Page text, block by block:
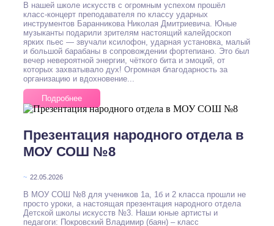
В нашей школе искусств с огромным успехом прошёл
класс-концерт преподавателя по классу ударных
инструментов Баранникова Николая Дмитриевича. Юные
музыканты подарили зрителям настоящий калейдоскоп
ярких пьес — звучали ксилофон, ударная установка, малый
и большой барабаны в сопровождении фортепиано. Это был
вечер невероятной энергии, чёткого бита и эмоций, от
которых захватывало дух! Огромная благодарность за
организацию и вдохновение...
Подробнее
Презентация народного отдела в
МОУ СОШ №8
~ 22.05.2026
В МОУ СОШ №8 для учеников 1а, 1б и 2 класса прошли не
просто уроки, а настоящая презентация народного отдела
Детской школы искусств №3. Наши юные артисты и
педагоги: Покровский Владимир (баян) – класс